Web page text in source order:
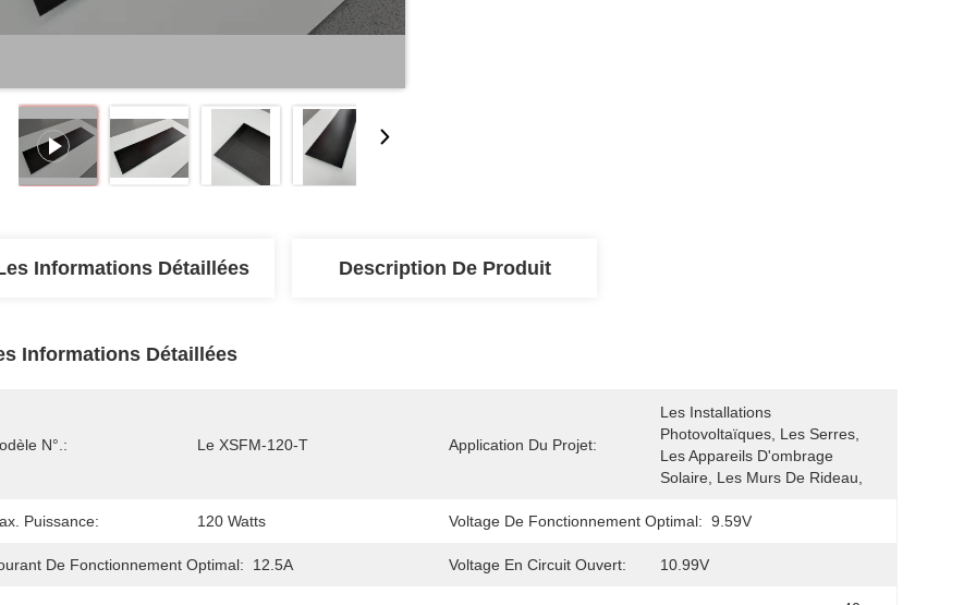
Informations Détaillées Description De Produit
Informations Détaillées
N°.: Le XSFM-120-T Application Du Projet:
Les Installations
Photovoltaïques, Les Serres,
Les Appareils D'ombrage
Solaire, Les Murs De Rideau,
Puissance: 120 Watts Voltage De Fonctionnement Optimal: 9.59V
De Fonctionnement Optimal: 12.5A Voltage En Circuit Ouvert: 10.99V